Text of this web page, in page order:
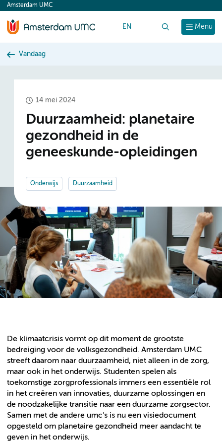
content
Menu
Amsterdam UMC
EN
Vandaag
14 mei 2024
Duurzaamheid: planetaire
gezondheid in de
geneeskunde-opleidingen
Onderwijs Duurzaamheid
De klimaatcrisis vormt op dit moment de grootste
bedreiging voor de volksgezondheid. Amsterdam UMC
streeft daarom naar duurzaamheid, niet alleen in de zorg,
maar ook in het onderwijs. Studenten spelen als
toekomstige zorgprofessionals immers een essentiële rol
in het creëren van innovaties, duurzame oplossingen en
de noodzakelijke transitie naar een duurzame zorgsector.
Samen met de andere umc’s is nu een visiedocument
opgesteld om planetaire gezondheid meer aandacht te
geven in het onderwijs.